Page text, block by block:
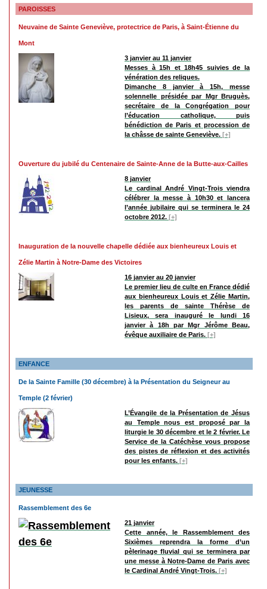
PAROISSES
Neuvaine de Sainte Geneviève, protectrice de Paris, à Saint-Étienne du
Mont
3 janvier au 11 janvier
Messes à 15h et 18h45 suivies de la
vénération des reliques.
Dimanche 8 janvier à 15h, messe
solennelle présidée par Mgr Bruguès,
secrétaire de la Congrégation pour
l’éducation catholique, puis
bénédiction de Paris et procession de
la châsse de sainte Geneviève. [+]
Ouverture du jubilé du Centenaire de Sainte-Anne de la Butte-aux-Cailles
8 janvier
Le cardinal André Vingt-Trois viendra
célébrer la messe à 10h30 et lancera
l’année jubilaire qui se terminera le 24
octobre 2012. [+]
Inauguration de la nouvelle chapelle dédiée aux bienheureux Louis et
Zélie Martin à Notre-Dame des Victoires
16 janvier au 20 janvier
Le premier lieu de culte en France dédié
aux bienheureux Louis et Zélie Martin,
les parents de sainte Thérèse de
Lisieux, sera inauguré le lundi 16
janvier à 18h par Mgr Jérôme Beau,
évêque auxiliaire de Paris. [+]
ENFANCE
De la Sainte Famille (30 décembre) à la Présentation du Seigneur au
Temple (2 février)
L’Évangile de la Présentation de Jésus
au Temple nous est proposé par la
liturgie le 30 décembre et le 2 février. Le
Service de la Catéchèse vous propose
des pistes de réflexion et des activités
pour les enfants. [+]
JEUNESSE
Rassemblement des 6e
21 janvier
Cette année, le Rassemblement des
Sixièmes reprendra la forme d’un
pèlerinage fluvial qui se terminera par
une messe à Notre-Dame de Paris avec
le Cardinal André Vingt-Trois. [+]